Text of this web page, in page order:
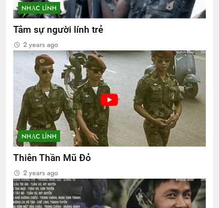
NHẠC LÍNH
Tâm sự người lính trẻ
2 years ago
NHẠC LÍNH
Thiên Thần Mũ Đỏ
2 years ago